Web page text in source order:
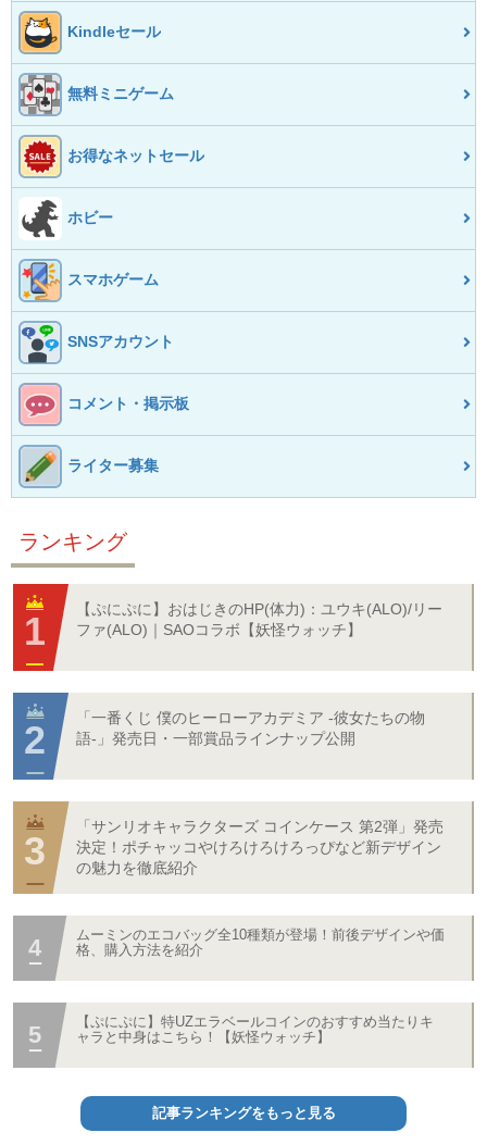
Kindleセール
無料ミニゲーム
お得なネットセール
ホビー
スマホゲーム
SNSアカウント
コメント・掲示板
ライター募集
ランキング
【ぷにぷに】おはじきのHP(体力)：ユウキ(ALO)/リー
ファ(ALO)｜SAOコラボ【妖怪ウォッチ】
「一番くじ 僕のヒーローアカデミア -彼女たちの物
語-」発売日・一部賞品ラインナップ公開
「サンリオキャラクターズ コインケース 第2弾」発売
決定！ポチャッコやけろけろけろっぴなど新デザイン
の魅力を徹底紹介
ムーミンのエコバッグ全10種類が登場！前後デザインや価
格、購入方法を紹介
【ぷにぷに】特UZエラベールコインのおすすめ当たりキ
ャラと中身はこちら！【妖怪ウォッチ】
記事ランキングをもっと見る